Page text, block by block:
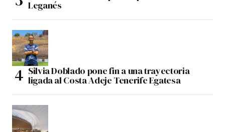
Leganés
Silvia Doblado pone fin a una trayectoria
ligada al Costa Adeje Tenerife Egatesa